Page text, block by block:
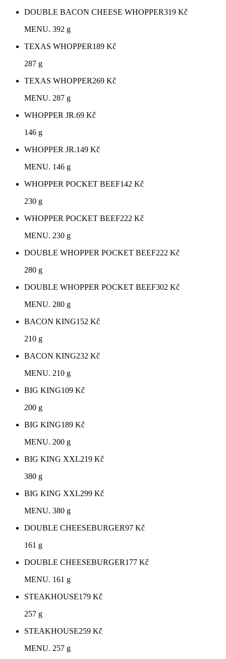
DOUBLE BACON CHEESE WHOPPER319 Kč
MENU. 392 g
TEXAS WHOPPER189 Kč
287 g
TEXAS WHOPPER269 Kč
MENU. 287 g
WHOPPER JR.69 Kč
146 g
WHOPPER JR.149 Kč
MENU. 146 g
WHOPPER POCKET BEEF142 Kč
230 g
WHOPPER POCKET BEEF222 Kč
MENU. 230 g
DOUBLE WHOPPER POCKET BEEF222 Kč
280 g
DOUBLE WHOPPER POCKET BEEF302 Kč
MENU. 280 g
BACON KING152 Kč
210 g
BACON KING232 Kč
MENU. 210 g
BIG KING109 Kč
200 g
BIG KING189 Kč
MENU. 200 g
BIG KING XXL219 Kč
380 g
BIG KING XXL299 Kč
MENU. 380 g
DOUBLE CHEESEBURGER97 Kč
161 g
DOUBLE CHEESEBURGER177 Kč
MENU. 161 g
STEAKHOUSE179 Kč
257 g
STEAKHOUSE259 Kč
MENU. 257 g